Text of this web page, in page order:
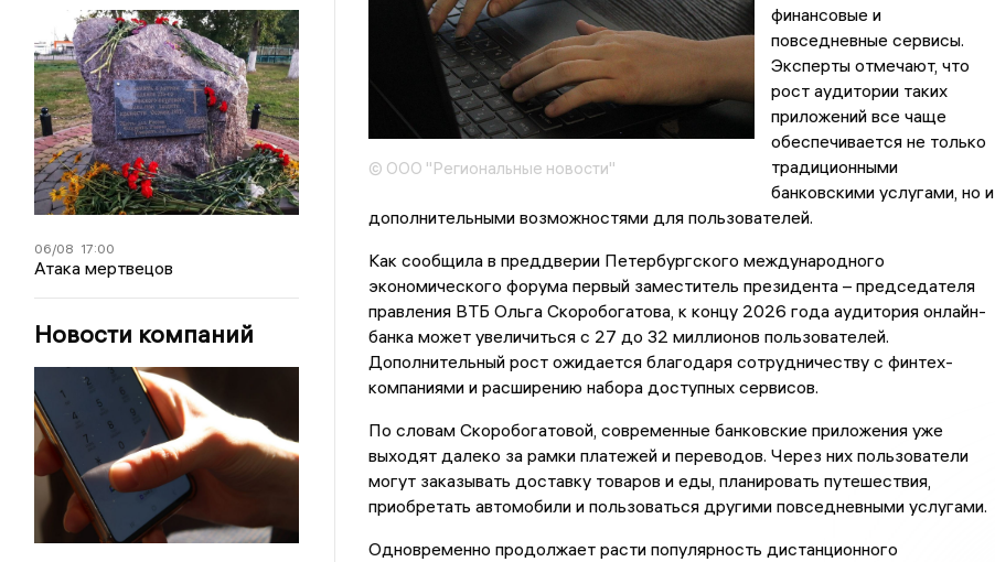
06/08 17:00
Атака мертвецов
Новости компаний
© ООО "Региональные новости"
финансовые и
повседневные сервисы.
Эксперты отмечают, что
рост аудитории таких
приложений все чаще
обеспечивается не только
традиционными
банковскими услугами, но и
дополнительными возможностями для пользователей.
Как сообщила в преддверии Петербургского международного
экономического форума первый заместитель президента – председателя
правления ВТБ Ольга Скоробогатова, к концу 2026 года аудитория онлайн-
банка может увеличиться с 27 до 32 миллионов пользователей.
Дополнительный рост ожидается благодаря сотрудничеству с финтех-
компаниями и расширению набора доступных сервисов.
По словам Скоробогатовой, современные банковские приложения уже
выходят далеко за рамки платежей и переводов. Через них пользователи
могут заказывать доставку товаров и еды, планировать путешествия,
приобретать автомобили и пользоваться другими повседневными услугами.
Одновременно продолжает расти популярность дистанционного